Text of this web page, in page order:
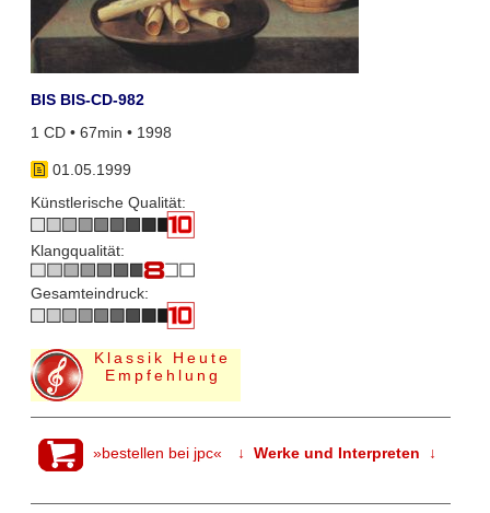
BIS BIS-CD-982
1 CD • 67min • 1998
01.05.1999
Künstlerische Qualität:
Klangqualität:
Gesamteindruck:
Klassik Heute
Empfehlung
»bestellen bei jpc« ↓ Werke und Interpreten ↓